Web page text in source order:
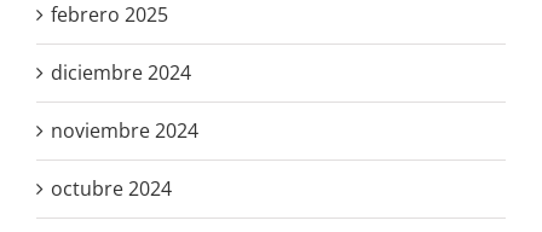
febrero 2025
diciembre 2024
noviembre 2024
octubre 2024